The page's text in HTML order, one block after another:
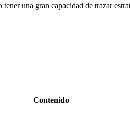
una gran capacidad de trazar
Contenido